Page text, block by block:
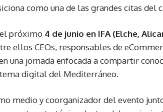
como una de las grandes citas del
próximo 4 de junio en IFA (Elche,
ellos CEOs, responsables de
una jornada enfocada a compartir
digital del Mediterráneo.
medio y coorganizador del evento